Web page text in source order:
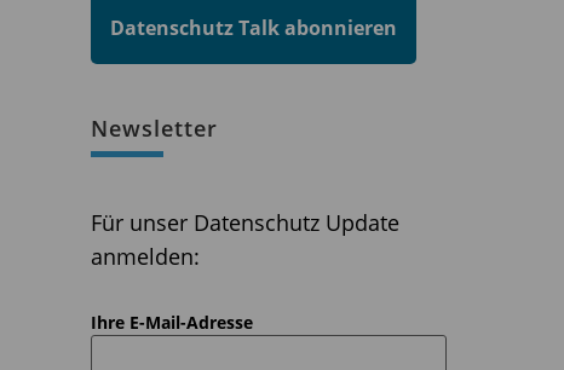
Datenschutz Talk abonnieren
Newsletter
Für unser Datenschutz Update
anmelden:
Ihre E-Mail-Adresse